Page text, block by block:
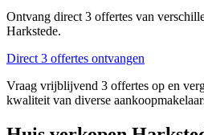
Ontvang direct 3 offertes van
Harkstede.
Direct 3 offertes ontvangen
Vraag vrijblijvend 3 offertes op en
kwaliteit van diverse